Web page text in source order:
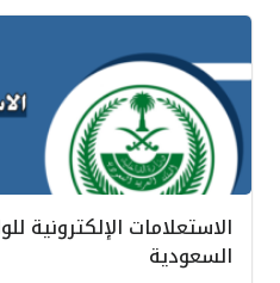
الاستعلامات الإلكترونية
السعودية